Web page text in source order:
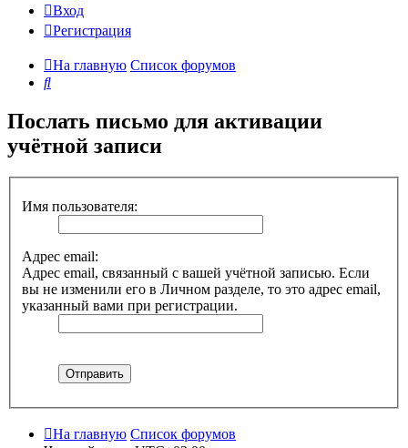
Вход
Регистрация
На главную Список форумов
Поиск
Послать письмо для активации
учётной записи
Имя пользователя:
Адрес email:
Адрес email, связанный с вашей учётной записью. Если
вы не изменили его в Личном разделе, то это адрес email,
указанный вами при регистрации.
На главную Список форумов